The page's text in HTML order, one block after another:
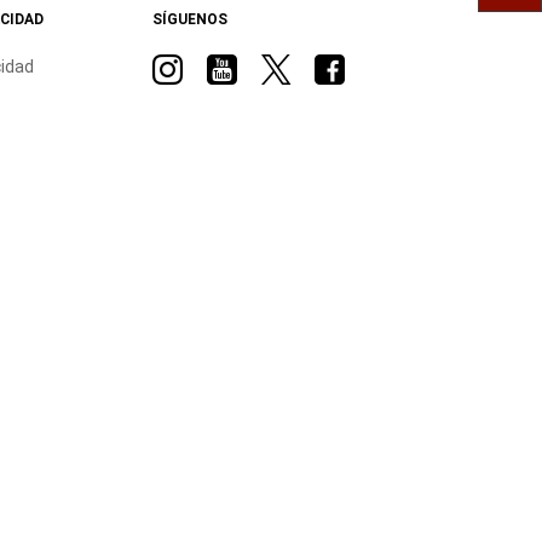
SÍGUENOS
VisitVisitVisitVisit